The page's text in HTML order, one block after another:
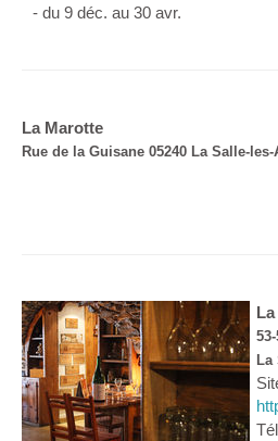
- du 9 déc. au 30 avr.
La Marotte
Rue de la Guisane 05240 La Salle-les-
La